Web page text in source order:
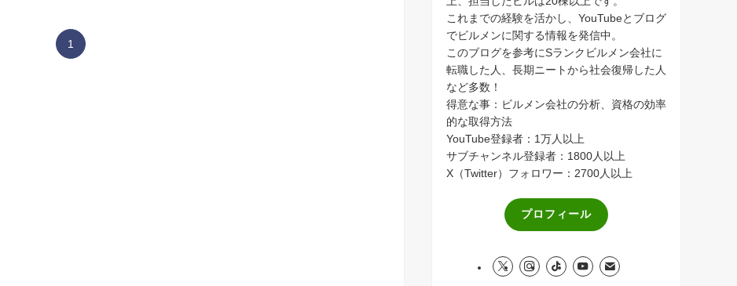
1
これまでの経験を活かし、YouTubeとブログ
でビルメンに関する情報を発信中。
このブログを参考にSランクビルメン会社に
転職した人、長期ニートから社会復帰した人
など多数！
得意な事：ビルメン会社の分析、資格の効率
的な取得方法
YouTube登録者：1万人以上
サブチャンネル登録者：1800人以上
X（Twitter）フォロワー：2700人以上
プロフィール